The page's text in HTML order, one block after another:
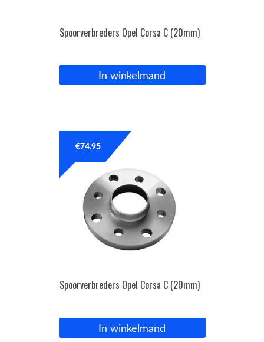
Spoorverbreders Opel Corsa C (20mm)
In winkelmand
Spoorverbreders Opel Corsa C (20mm)
€74.95
In winkelmand